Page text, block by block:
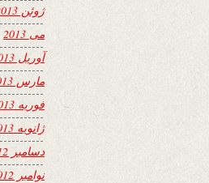
ژوئن 2013
می 2013
آوریل 2013
مارس 2013
فوریه 2013
ژانویه 2013
دسامبر 2012
نوامبر 2012